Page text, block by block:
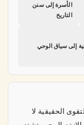
الأسرة إلى سنن
التاريخ
إلى سياق الوحي
الحقيقية لا